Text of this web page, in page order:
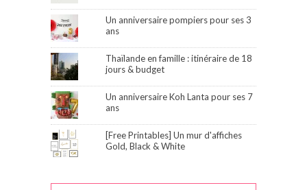
Un anniversaire pompiers pour ses 3
ans
Thaïlande en famille : itinéraire de 18
jours & budget
Un anniversaire Koh Lanta pour ses 7
ans
[Free Printables] Un mur d'affiches
Gold, Black & White